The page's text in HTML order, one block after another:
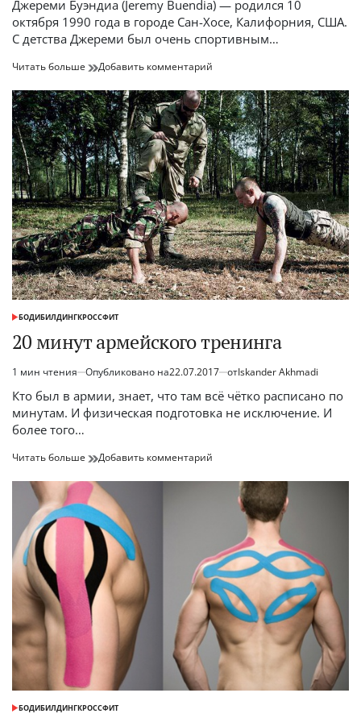
чтения
Джереми Буэндиа (Jeremy Buendia) — родился 10
октября 1990 года в городе Сан-Хосе, Калифорния, США.
С детства Джереми был очень спортивным…
Читать больше Джереми
(Jeremy
Buendia)
биография
Добавить комментарий
Буэндиа
(Jeremy
Buendia)
биография
ОПУБЛИКОВАНО
БОДИБИЛДИНГКРОССФИТ
20 минут армейского тренинга
Расчётное
время
1 мин чтения Опубликовано на22.07.2017 отIskander Akhmadi
Кто был в армии, знает, что там всё чётко расписано по
минутам. И физическая подготовка не исключение. И
более того…
Читать больше 20
армейского
тренинга
Добавить комментарий
минут
армейского
тренинга
ОПУБЛИКОВАНО
БОДИБИЛДИНГКРОССФИТ